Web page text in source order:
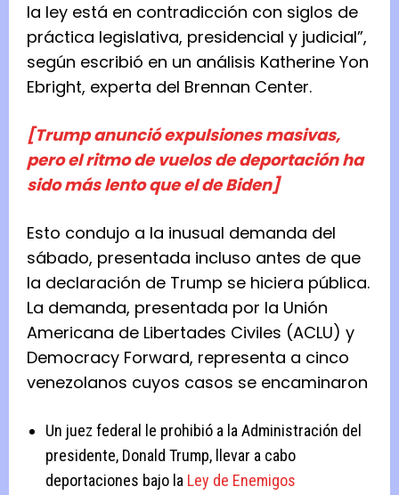
la ley está en contradicción con siglos de
práctica legislativa, presidencial y judicial”,
según escribió en un análisis Katherine Yon
Ebright, experta del Brennan Center.
[Trump anunció expulsiones masivas,
pero el ritmo de vuelos de deportación ha
sido más lento que el de Biden]
Esto condujo a la inusual demanda del
sábado, presentada incluso antes de que
la declaración de Trump se hiciera pública.
La demanda, presentada por la Unión
Americana de Libertades Civiles (ACLU) y
Democracy Forward, representa a cinco
venezolanos cuyos casos se encaminaron
Un juez federal le prohibió a la Administración del
presidente, Donald Trump, llevar a cabo
deportaciones bajo la Ley de Enemigos